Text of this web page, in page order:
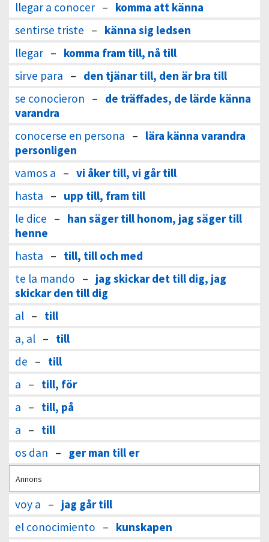
llegar a conocer – komma att känna
sentirse triste – känna sig ledsen
llegar – komma fram till, nå till
sirve para – den tjänar till, den är bra till
se conocieron – de träffades, de lärde känna
varandra
conocerse en persona – lära känna varandra
personligen
vamos a – vi åker till, vi går till
hasta – upp till, fram till
le dice – han säger till honom, jag säger till
henne
hasta – till, till och med
te la mando – jag skickar det till dig, jag
skickar den till dig
al – till
a, al – till
de – till
a – till, för
a – till, på
a – till
os dan – ger man till er
Annons
voy a – jag går till
el conocimiento – kunskapen